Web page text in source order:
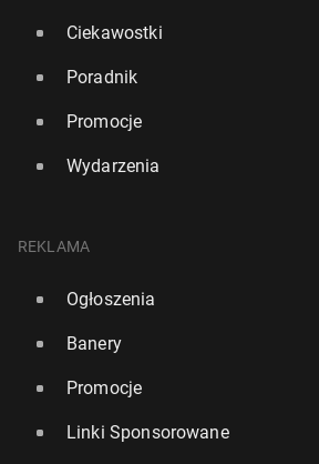
Ciekawostki
Poradnik
Promocje
Wydarzenia
REKLAMA
Ogłoszenia
Banery
Promocje
Linki Sponsorowane